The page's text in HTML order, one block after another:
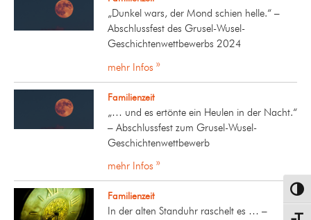
„Dunkel wars, der Mond schien helle.“ –
Abschlussfest des Grusel-Wusel-
Geschichtenwettbewerbs 2024
mehr Infos »
Familienzeit
„… und es ertönte ein Heulen in der Nacht.“
– Abschlussfest zum Grusel-Wusel-
Geschichtenwettbewerb
mehr Infos »
Familienzeit
In der alten Standuhr raschelt es … –